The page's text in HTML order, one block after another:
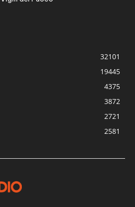
32101
19445
4375
3872
2721
2581